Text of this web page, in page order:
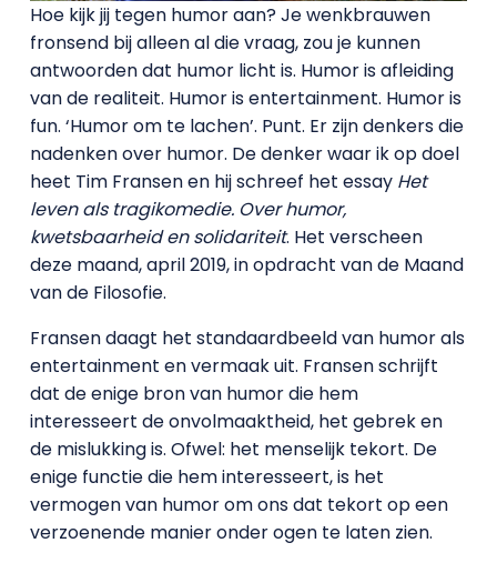
Hoe kijk jij tegen humor aan? Je wenkbrauwen
fronsend bij alleen al die vraag, zou je kunnen
antwoorden dat humor licht is. Humor is afleiding
van de realiteit. Humor is entertainment. Humor is
fun. ‘Humor om te lachen’. Punt. Er zijn denkers die
nadenken over humor. De denker waar ik op doel
heet Tim Fransen en hij schreef het essay Het
leven als tragikomedie. Over humor,
kwetsbaarheid en solidariteit. Het verscheen
deze maand, april 2019, in opdracht van de Maand
van de Filosofie.
Fransen daagt het standaardbeeld van humor als
entertainment en vermaak uit. Fransen schrijft
dat de enige bron van humor die hem
interesseert de onvolmaaktheid, het gebrek en
de mislukking is. Ofwel: het menselijk tekort. De
enige functie die hem interesseert, is het
vermogen van humor om ons dat tekort op een
verzoenende manier onder ogen te laten zien.